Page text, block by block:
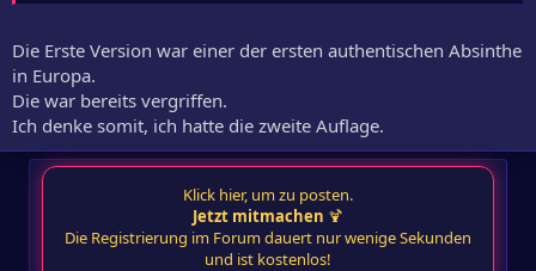
Die Erste Version war einer der ersten authentischen Absinthe
in Europa.
Die war bereits vergriffen.
Ich denke somit, ich hatte die zweite Auflage.
Klick hier, um zu posten.
Jetzt mitmachen 🍹
Die Registrierung im Forum dauert nur wenige Sekunden
und ist kostenlos!